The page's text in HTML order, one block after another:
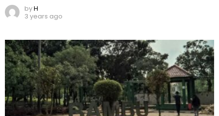
byH
3 years ago